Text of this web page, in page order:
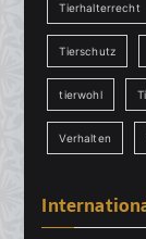
Tierhalterrecht
Tierschutz
tierwohl
Verhalten